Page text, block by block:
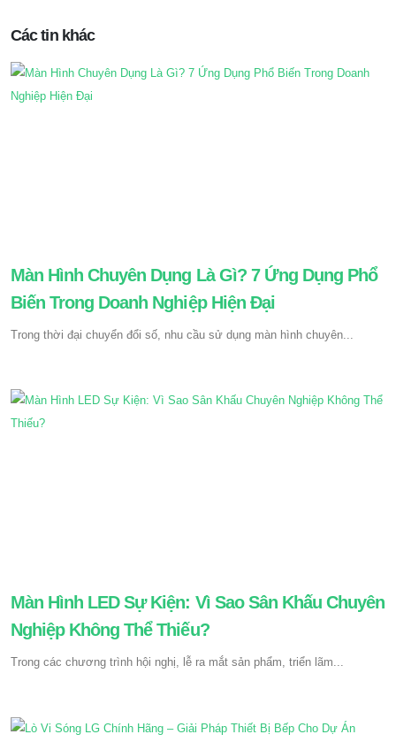
Các tin khác
Màn Hình Chuyên Dụng Là Gì? 7 Ứng Dụng Phổ
Biến Trong Doanh Nghiệp Hiện Đại
Trong thời đại chuyển đổi số, nhu cầu sử dụng màn hình chuyên...
Màn Hình LED Sự Kiện: Vì Sao Sân Khấu Chuyên
Nghiệp Không Thể Thiếu?
Trong các chương trình hội nghị, lễ ra mắt sản phẩm, triển lãm...